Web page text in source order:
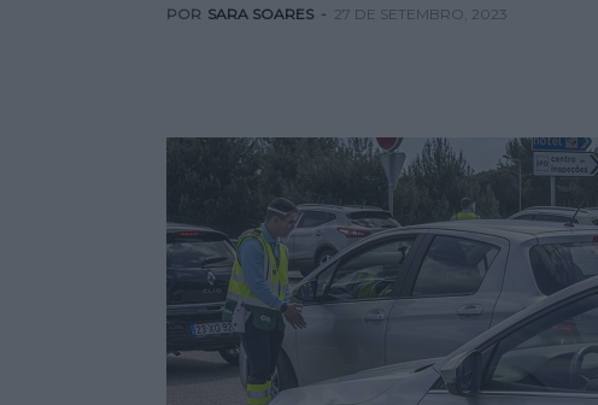
POR SARA SOARES - 27 DE SETEMBRO, 2023